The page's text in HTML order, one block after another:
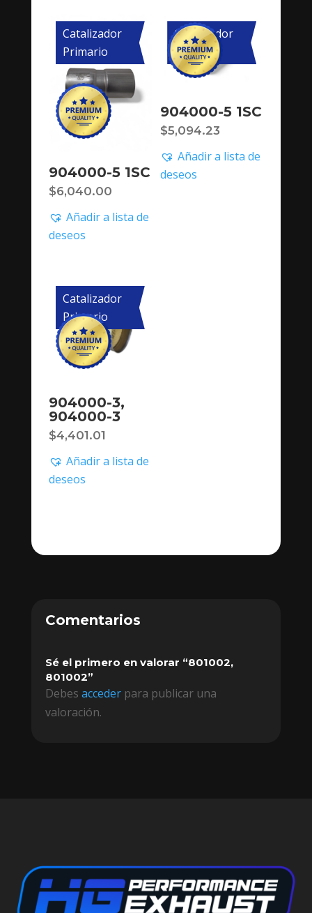
Catalizador
Primario
904000-5 1SC
$6,040.00
Añadir a lista de
deseos
Catalizador
Primario
904000-5 1SC
$5,094.23
Añadir a lista de
deseos
Catalizador
Primario
904000-3,
904000-3
$4,401.01
Añadir a lista de
deseos
Comentarios
Sé el primero en valorar “801002,
801002”
Debes accederpara publicar una
valoración.